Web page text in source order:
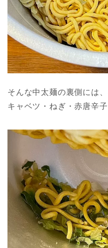
そんな中太麺の裏側には
キャベツ・ねぎ・赤唐辛